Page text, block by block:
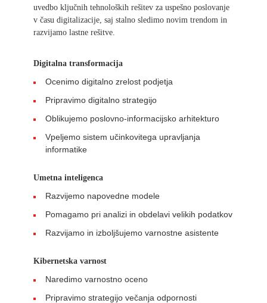
uvedbo ključnih tehnoloških rešitev za uspešno poslovanje
v času digitalizacije, saj stalno sledimo novim trendom in
razvijamo lastne rešitve.
Digitalna transformacija
Ocenimo digitalno zrelost podjetja
Pripravimo digitalno strategijo
Oblikujemo poslovno-informacijsko arhitekturo
Vpeljemo sistem učinkovitega upravljanja
informatike
Umetna inteligenca
Razvijemo napovedne modele
Pomagamo pri analizi in obdelavi velikih podatkov
Razvijamo in izboljšujemo varnostne asistente
Kibernetska varnost
Naredimo varnostno oceno
Pripravimo strategijo večanja odpornosti